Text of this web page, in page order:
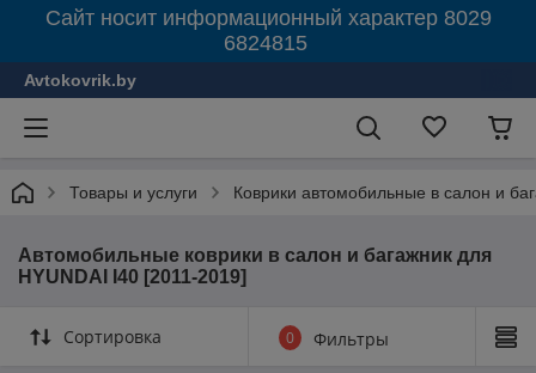
Сайт носит информационный характер 8029
6824815
Avtokovrik.by
Товары и услуги Коврики автомобильные в салон и
Автомобильные коврики в салон и багажник для
HYUNDAI I40 [2011-2019]
Сортировка 0 Фильтры